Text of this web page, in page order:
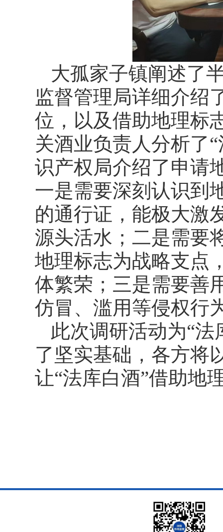
大孤家子镇阐述了
监督管理局详细介绍
位，以及借助地理标
关酒业负责人分析了
识产权局介绍了申请
一是需要深刻认识到
的通行证，能极大激
源头活水；二是需要
地理标志为战略支点
体繁荣；三是需要善
仿冒、滥用等侵权行
此次调研活动为“
了坚实基础，各方将
让“法库白酒”借助地